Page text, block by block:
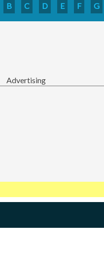
B C D E F G
Advertising